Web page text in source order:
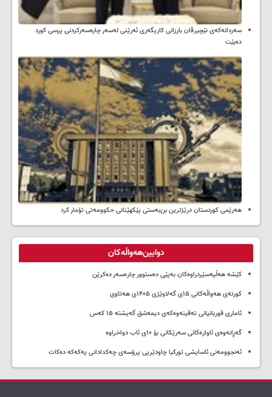
سه‌ردانه‌کەی نێچیرڤان بارزانی كاریگه‌ری ئه‌رێنی له‌سه‌ر چاره‌سه‌ركردنی پرسی كورد
ده‌بێت
هەرێمی کوردستان درێژترین بن‌بەستی پێکهێنانی حکوومەتی تۆمار کرد
دوایین‌هەواڵەکان
کێشە هەڵپەسێردراوەکان بەپێی دەستوور چارەسەر دەکرێن
کورتەی هەواڵەکانی ۱۵ی گەلاوێژی ۱۴۰۵ی هەتاوی
ئاماری قوربانیانی تەقینەوەکەی دیمەشق گەیشتە ۱۵ کەس
گەڕانەوەی ئاوارەکانی سەرێکانی بۆ ۱۰ی ئاب دواخراوە
ئەنجوومەنی ئاسایشی تورکیا چاودێریی پرۆسەی چەکدادانی پەکەکە دەکات